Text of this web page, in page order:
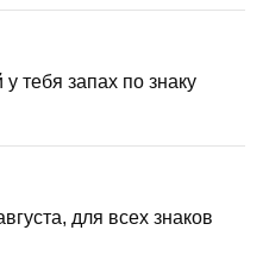
тебя запах по знаку
для всех знаков